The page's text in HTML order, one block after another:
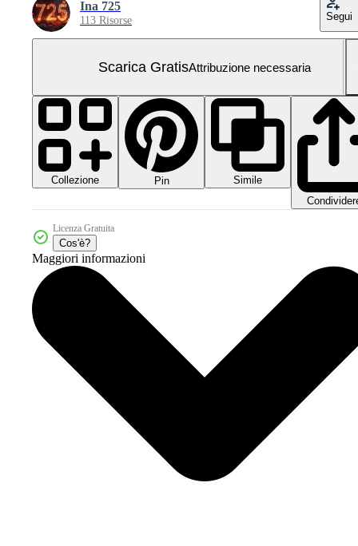
Ina 725
113 Risorse Segui
Scarica GratisAttribuzione necessaria
Collezione Pin
Simile
Licenza Gratuita
Cos'è?
Maggiori informazioni